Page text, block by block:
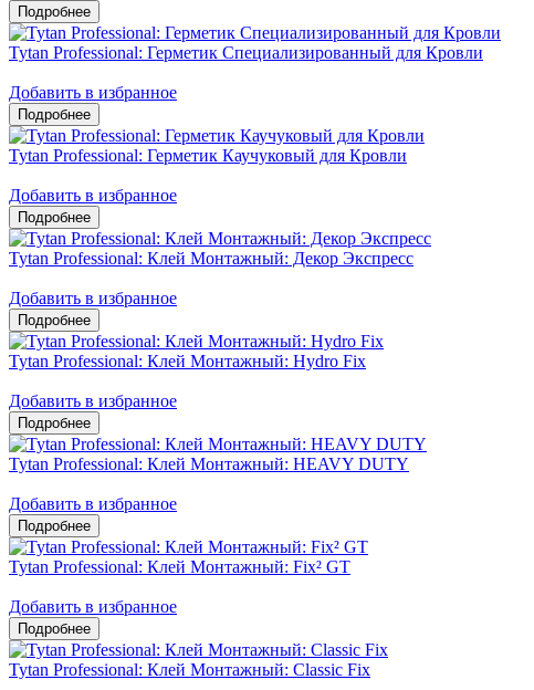
Tytan Professional: Герметик Специализированный для Кровли
Добавить в избранное
Tytan Professional: Герметик Каучуковый для Кровли
Добавить в избранное
Tytan Professional: Клей Монтажный: Декор Экспресс
Добавить в избранное
Tytan Professional: Клей Монтажный: Hydro Fix
Добавить в избранное
Tytan Professional: Клей Монтажный: HEAVY DUTY
Добавить в избранное
Tytan Professional: Клей Монтажный: Fix² GT
Добавить в избранное
Tytan Professional: Клей Монтажный: Classic Fix